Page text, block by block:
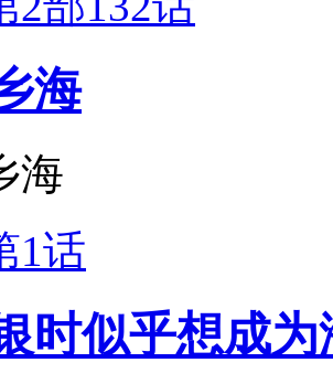
海
海
1话
时似乎想成